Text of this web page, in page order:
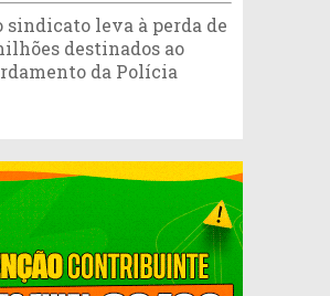
sindicato leva à perda de
destinados ao
da Polícia